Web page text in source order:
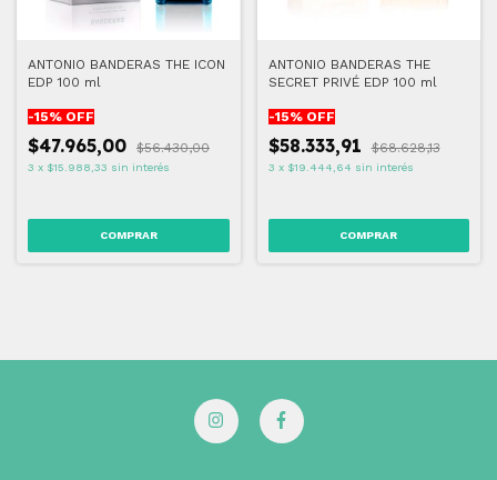
ANTONIO BANDERAS THE ICON
EDP 100 ml
-15% OFF
$47.965,00 $56.430,00
3 x $15.988,33 sin interés
ANTONIO BANDERAS THE
SECRET PRIVÉ EDP 100 ml
-15% OFF
$58.333,91 $68.628,13
3 x $19.444,64 sin interés